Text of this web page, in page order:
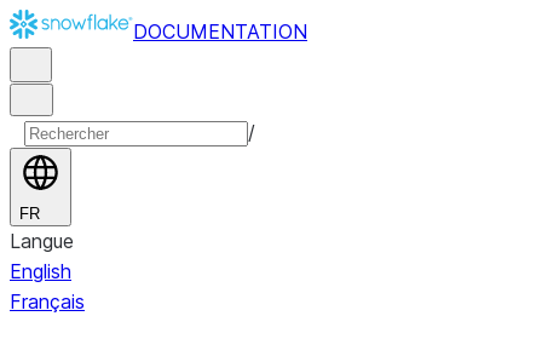
DOCUMENTATION
/
FR
Langue
English
Français